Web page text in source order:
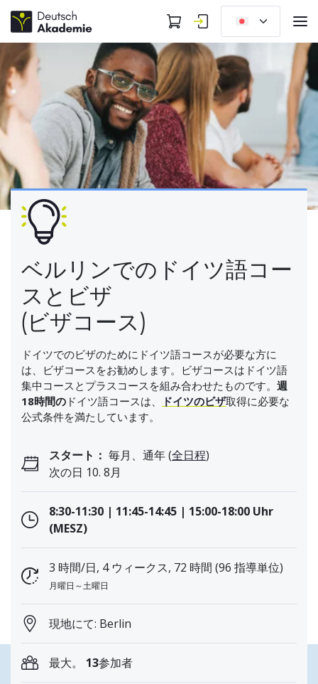
ベルリンでのドイツ語コー
スとビザ
(ビザコース)
ドイツでのビザのためにドイツ語コースが必要な方に
は、ビザコースをお勧めします。ビザコースはドイツ語
集中コースとプラスコースを組み合わせたものです。 週
18時間の ドイツ語コースは、 ドイツのビザ取得に必要な
公式条件を満たしています。
スタート： 毎月、通年 (全日程)
次の日 10. 8月
8:30-11:30 | 11:45-14:45 | 15:00-18:00 Uhr
(MESZ)
3 時間/日, 4 ウィークス, 72 時間 (96 指導単位)
月曜日～土曜日
現地にて: Berlin
最大。 13参加者